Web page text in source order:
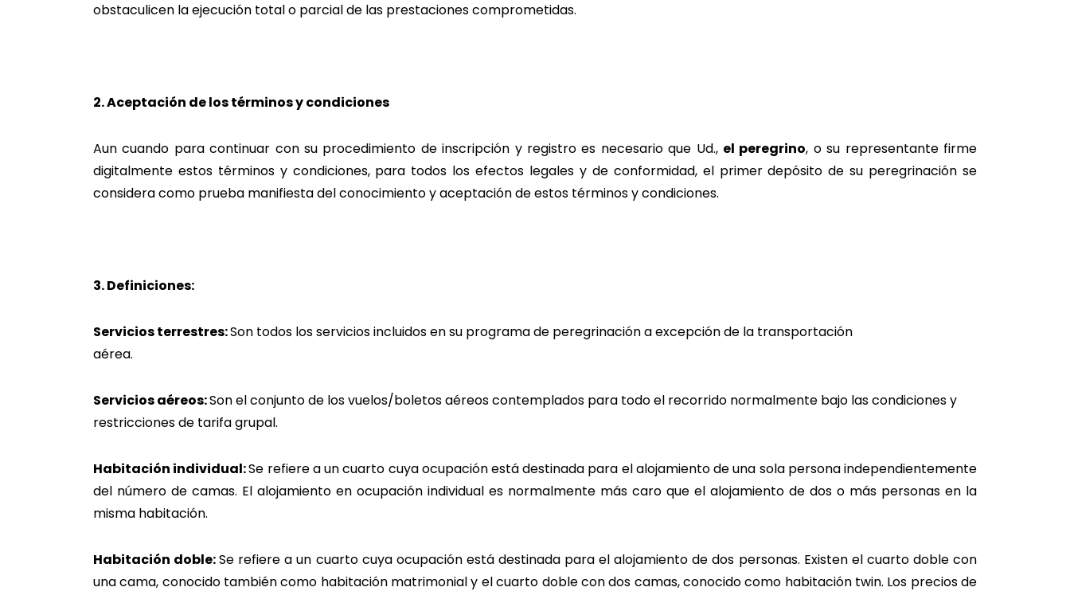
obstaculicen la ejecución total o parcial de las prestaciones comprometidas.
2. Aceptación de los términos y condiciones
Aun cuando para continuar con su procedimiento de inscripción y registro es necesario que Ud., el peregrino, o su representante firme
digitalmente estos términos y condiciones, para todos los efectos legales y de conformidad, el primer depósito de su peregrinación se
considera como prueba manifiesta del conocimiento y aceptación de estos términos y condiciones.
3. Definiciones:
Servicios terrestres:Son todos los servicios incluidos en su programa de peregrinación a excepción de la transportación
aérea.
Servicios aéreos:Son el conjunto de los vuelos/boletos aéreos contemplados para todo el recorrido normalmente bajo las condiciones y
restricciones de tarifa grupal.
Habitación individual:Se refiere a un cuarto cuya ocupación está destinada para el alojamiento de una sola persona independientemente
del número de camas. El alojamiento en ocupación individual es normalmente más caro que el alojamiento de dos o más personas en la
misma habitación.
Habitación doble:Se refiere a un cuarto cuya ocupación está destinada para el alojamiento de dos personas. Existen el cuarto doble con
una cama, conocido también como habitación matrimonial y el cuarto doble con dos camas, conocido como habitación twin. Los precios de